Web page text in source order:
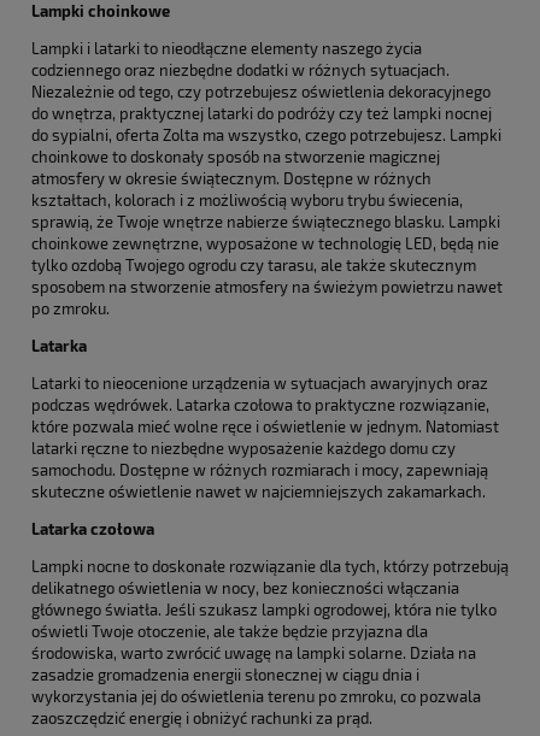
Lampki choinkowe
Lampki i latarki to nieodłączne elementy naszego życia
codziennego oraz niezbędne dodatki w różnych sytuacjach.
Niezależnie od tego, czy potrzebujesz oświetlenia dekoracyjnego
do wnętrza, praktycznej latarki do podróży czy też lampki nocnej
do sypialni, oferta Zolta ma wszystko, czego potrzebujesz. Lampki
choinkowe to doskonały sposób na stworzenie magicznej
atmosfery w okresie świątecznym. Dostępne w różnych
kształtach, kolorach i z możliwością wyboru trybu świecenia,
sprawią, że Twoje wnętrze nabierze świątecznego blasku. Lampki
choinkowe zewnętrzne, wyposażone w technologię LED, będą nie
tylko ozdobą Twojego ogrodu czy tarasu, ale także skutecznym
sposobem na stworzenie atmosfery na świeżym powietrzu nawet
po zmroku.
Latarka
Latarki to nieocenione urządzenia w sytuacjach awaryjnych oraz
podczas wędrówek. Latarka czołowa to praktyczne rozwiązanie,
które pozwala mieć wolne ręce i oświetlenie w jednym. Natomiast
latarki ręczne to niezbędne wyposażenie każdego domu czy
samochodu. Dostępne w różnych rozmiarach i mocy, zapewniają
skuteczne oświetlenie nawet w najciemniejszych zakamarkach.
Latarka czołowa
Lampki nocne to doskonałe rozwiązanie dla tych, którzy potrzebują
delikatnego oświetlenia w nocy, bez konieczności włączania
głównego światła. Jeśli szukasz lampki ogrodowej, która nie tylko
oświetli Twoje otoczenie, ale także będzie przyjazna dla
środowiska, warto zwrócić uwagę na lampki solarne. Działa na
zasadzie gromadzenia energii słonecznej w ciągu dnia i
wykorzystania jej do oświetlenia terenu po zmroku, co pozwala
zaoszczędzić energię i obniżyć rachunki za prąd.